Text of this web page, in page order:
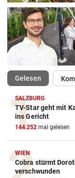
Gelesen
SALZBURG
TV-Star geht mit
ins Gericht
144.252 mal gelesen
WIEN
Cobra stürmt
verschwunden